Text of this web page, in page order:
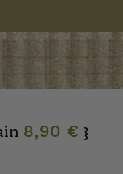
8,90 € }